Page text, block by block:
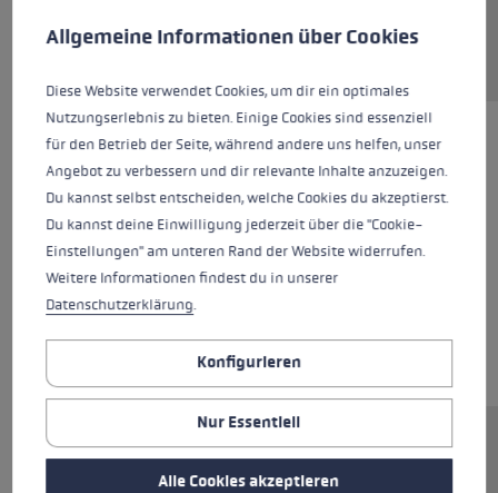
Ersatzsegment (Unterteil) für LEKI FX.One
Stöcke. Abmessungen: 14x259mm.
Allgemeine Informationen über Cookies
Diese Website verwendet Cookies, um dir ein optimales
Nutzungserlebnis zu bieten. Einige Cookies sind essenziell
für den Betrieb der Seite, während andere uns helfen, unser
Angebot zu verbessern und dir relevante Inhalte anzuzeigen.
Du kannst selbst entscheiden, welche Cookies du akzeptierst.
Du kannst deine Einwilligung jederzeit über die "Cookie-
Einstellungen" am unteren Rand der Website widerrufen.
Weitere Informationen findest du in unserer
Datenschutzerklärung.
Konfigurieren
Nur Essentiell
Alle Cookies akzeptieren